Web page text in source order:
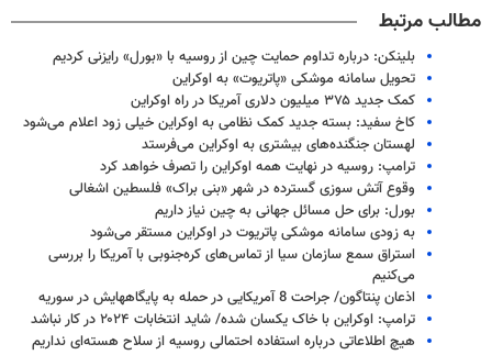
مطالب مرتبط
بلینکن: درباره تداوم حمایت چین از روسیه با «بورل» رایزنی کردیم
تحویل سامانه موشکی «پاتریوت» به اوکراین
کمک جدید ۳۷۵ میلیون دلاری آمریکا در راه اوکراین
کاخ سفید: بسته جدید کمک نظامی به اوکراین خیلی زود اعلام می‌شود
لهستان جنگنده‌های بیشتری به اوکراین می‌فرستد
ترامپ: روسیه در نهایت همه اوکراین را تصرف خواهد کرد
وقوع آتش سوزی گسترده در شهر «بنی براک» فلسطین اشغالی
بورل: برای حل مسائل جهانی به چین نیاز داریم
به زودی سامانه موشکی پاتریوت در اوکراین مستقر می‌شود
استراق سمع سازمان سیا از تماس‌های کره‌جنوبی با آمریکا را بررسی
می‌کنیم
اذعان پنتاگون/ جراحت 8 آمریکایی در حمله به پایگاههایش در سوریه
ترامپ: اوکراین با خاک یکسان شده/ شاید انتخابات ۲۰۲۴ در کار نباشد
هیچ اطلاعاتی درباره استفاده احتمالی روسیه از سلاح هسته‌ای نداریم